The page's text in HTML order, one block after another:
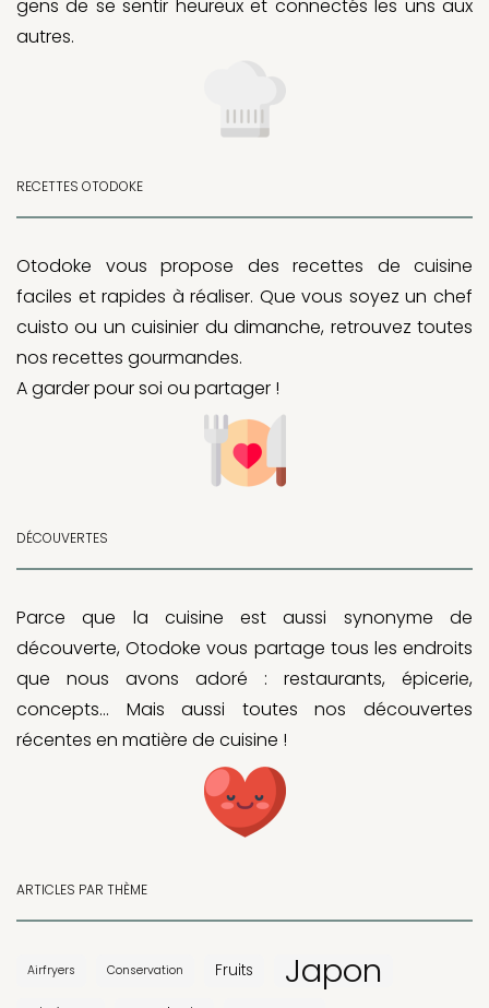
gens de se sentir heureux et connectés les uns aux
autres.
RECETTES OTODOKE
Otodoke vous propose des recettes de cuisine
faciles et rapides à réaliser. Que vous soyez un chef
cuisto ou un cuisinier du dimanche, retrouvez toutes
nos recettes gourmandes.
A garder pour soi ou partager !
DÉCOUVERTES
Parce que la cuisine est aussi synonyme de
découverte, Otodoke vous partage tous les endroits
que nous avons adoré : restaurants, épicerie,
concepts… Mais aussi toutes nos découvertes
récentes en matière de cuisine !
ARTICLES PAR THÈME
Airfryers Conservation Fruits Japon